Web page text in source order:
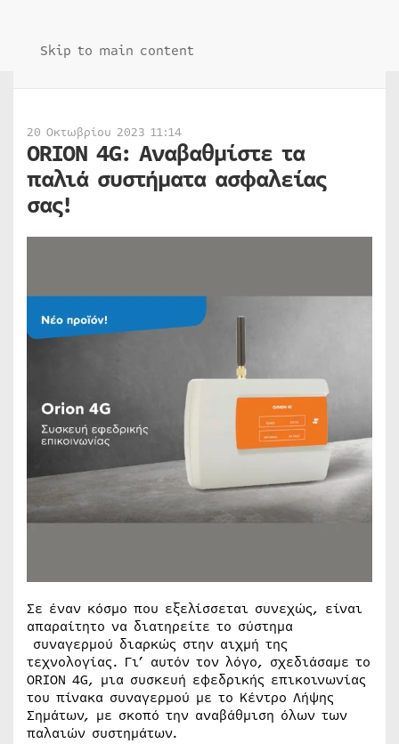
Skip to main content
20 Οκτωβρίου 2023 11:14
ORION 4G: Αναβαθμίστε τα
παλιά συστήματα ασφαλείας
σας!
Σε έναν κόσμο που εξελίσσεται συνεχώς, είναι
απαραίτητο να διατηρείτε το σύστημα
συναγερμού διαρκώς στην αιχμή της
τεχνολογίας. Γι’ αυτόν τον λόγο, σχεδιάσαμε το
ORION 4G, μια συσκευή εφεδρικής επικοινωνίας
του πίνακα συναγερμού με το Κέντρο Λήψης
Σημάτων, με σκοπό την αναβάθμιση όλων των
παλαιών συστημάτων.